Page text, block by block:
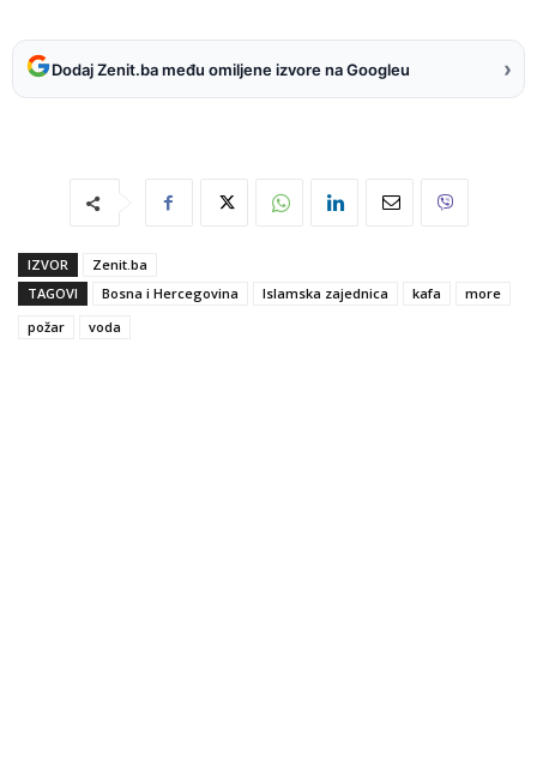
Dodaj Zenit.ba među omiljene izvore na Googleu ›
IZVOR
Zenit.ba
TAGOVI
Bosna i Hercegovina Islamska zajednica kafa
more
požar
voda